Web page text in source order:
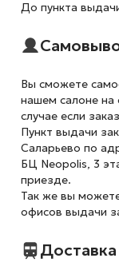
До пункта
Вы сможете
нашем салоне
случае если
Пункт выдачи
Саларьево по
БЦ Neopolis, 3
приезде.
Так же вы
офисов выдачи